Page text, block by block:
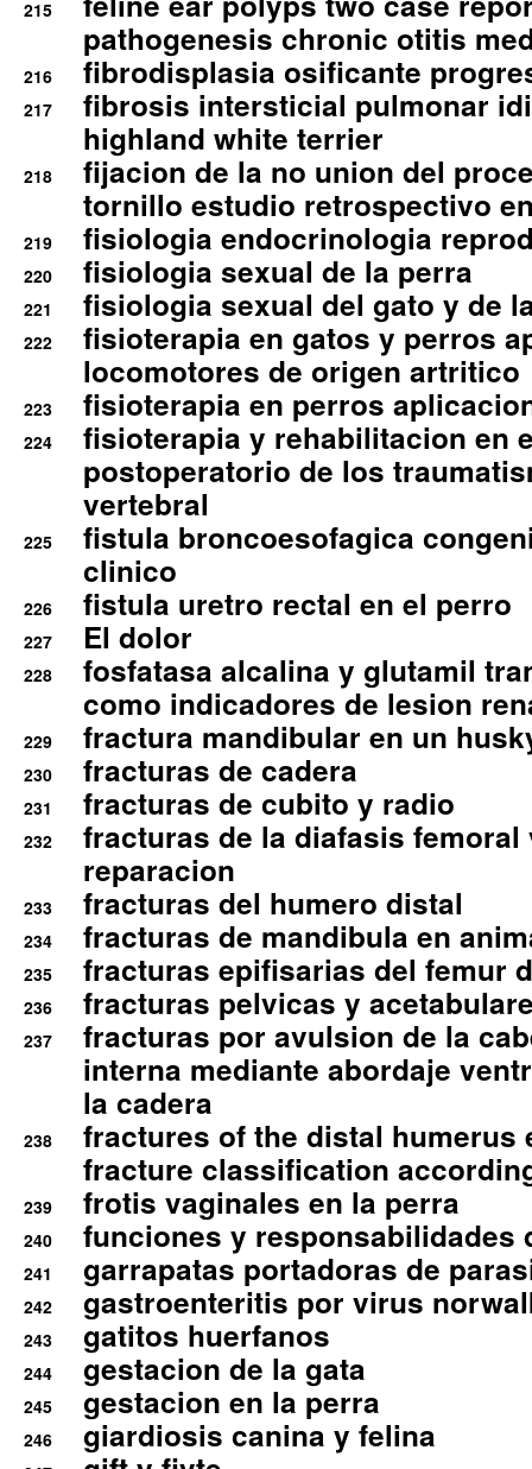
215
pathogenesis chronic otitis
216 fibrodisplasia osificante
217
fibrosis intersticial pulmonar
highland white terrier
218
fijacion de la no union del
tornillo estudio retrospectivo
219 fisiologia endocrinologia
220 fisiologia sexual de la perra
221 fisiologia sexual del gato y de
222
fisioterapia en gatos y perros
locomotores de origen artritico
223 fisioterapia en perros
224
fisioterapia y rehabilitacion en
postoperatorio de los
vertebral
225
fistula broncoesofagica
clinico
226 fistula uretro rectal en el perro
227 El dolor
228
fosfatasa alcalina y glutamil
como indicadores de lesion
229 fractura mandibular en un
230 fracturas de cadera
231 fracturas de cubito y radio
232
fracturas de la diafasis
reparacion
233 fracturas del humero distal
234 fracturas de mandibula en
235 fracturas epifisarias del femur
236 fracturas pelvicas y
237
fracturas por avulsion de la
interna mediante abordaje
la cadera
238
fractures of the distal humerus
fracture classification
239 frotis vaginales en la perra
240 funciones y responsabilidades
241 garrapatas portadoras de
242 gastroenteritis por virus
243 gatitos huerfanos
244 gestacion de la gata
245 gestacion en la perra
246 giardiosis canina y felina